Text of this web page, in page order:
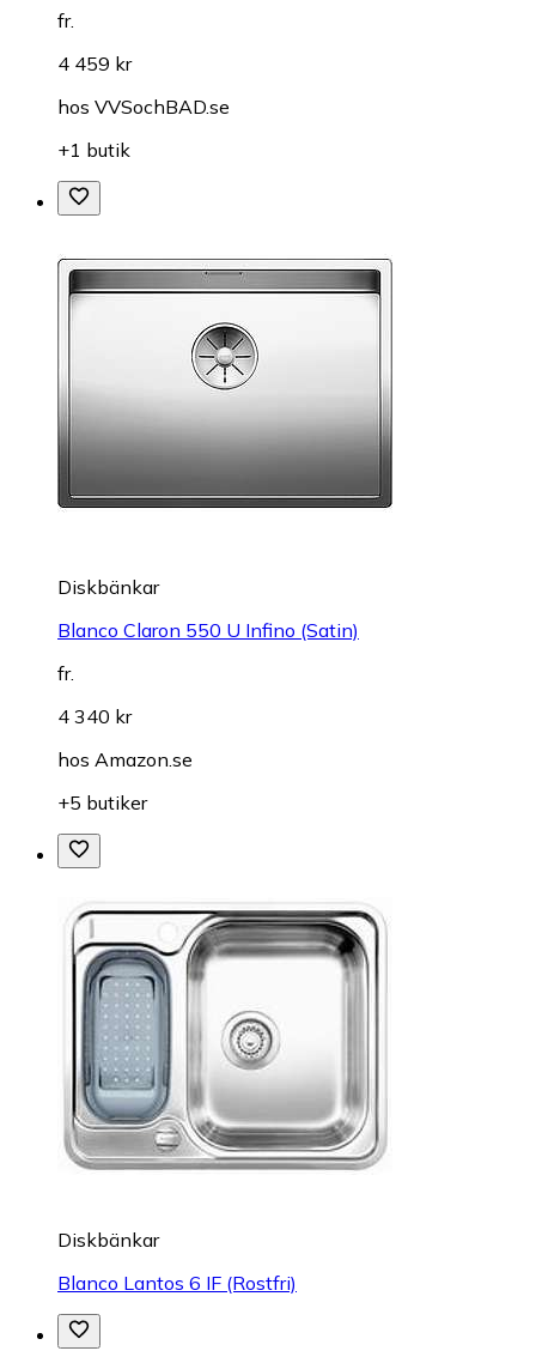
fr.
4 459 kr
hos VVSochBAD.se
+1 butik
Diskbänkar
Blanco Claron 550 U Infino (Satin)
fr.
4 340 kr
hos Amazon.se
+5 butiker
Diskbänkar
Blanco Lantos 6 IF (Rostfri)